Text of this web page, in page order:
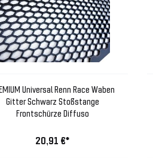
Universal Renn Race Waben
Gitter Schwarz Stoßstange
Frontschürze Diffuso
20,91 €*